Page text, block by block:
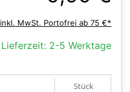
inkl. MwSt. Portofrei ab 75 €*
Lieferzeit: 2-5 Werktage
Stück